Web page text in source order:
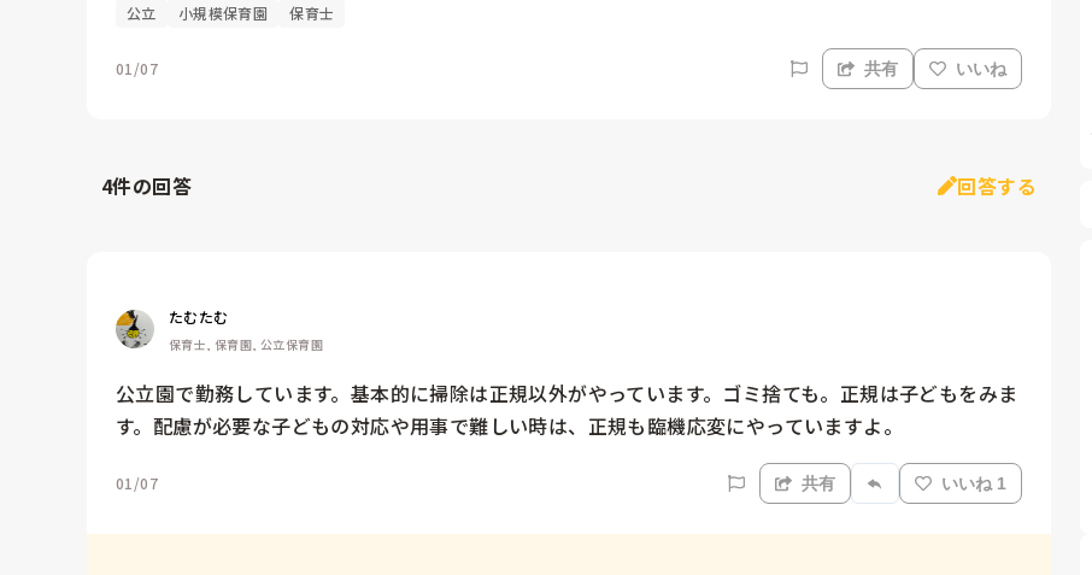
公立 小規模保育園 保育士
01/07 共有 いいね
4件の回答 回答する
たむたむ
保育士, 保育園, 公立保育園
公立園で勤務しています。基本的に掃除は正規以外がやっています。ゴミ捨ても。正規は子どもをみま
す。配慮が必要な子どもの対応や用事で難しい時は、正規も臨機応変にやっていますよ。
01/07 共有 いいね 1